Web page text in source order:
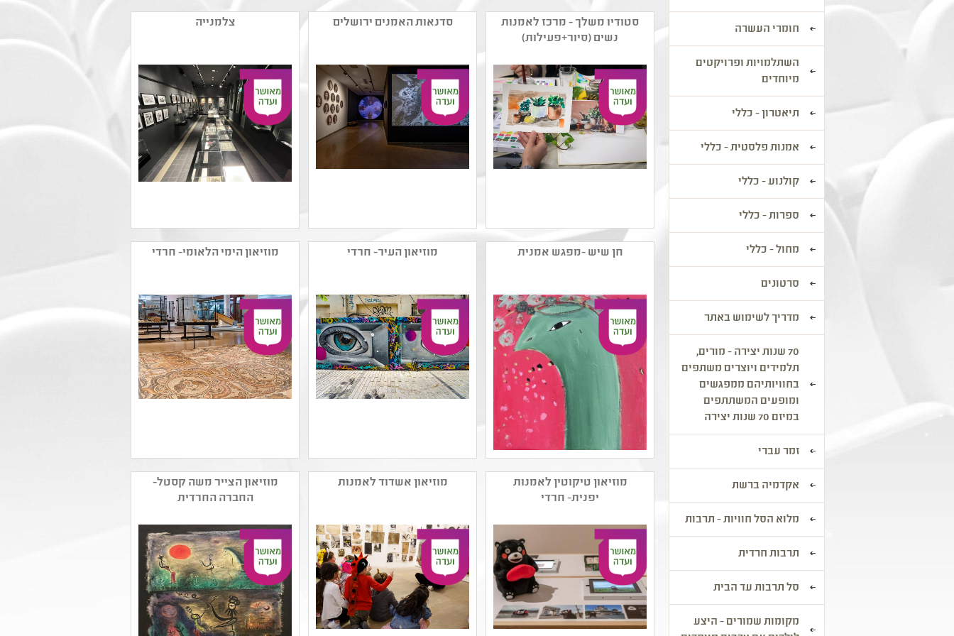
סטודיו משלך - מרכז לאמנות
נשים (סיור+פעילות)
שם המפיק: סטודיו משלך-
מרכז לאמנות נשים
קטגוריה: אמנות מודרנית
קהל יעד:
נושאים: קיימות ,אמנות
ומדע ,תהליכי יצירה
סדנאות האמנים ירושלים
האמנים בירושלים
קטגוריה: צילום ,אמנות
,ציור ,עיצוב
קהל יעד: א - יב
נושאים: יחסים ,תהליכי
יצירה
צלמנייה
קטגוריה: אמנות ישראלית
עכשווית ,צילום
,אמנות ומדע ,חוויות אישיות
חן שיש -מפגש אמנית
קטגוריה: ציור ,אמנות
ישראלית עכשווית
קהל יעד: א - יב
יצירה
מוזיאון העיר- חרדי
קטגוריה: אמנות ישראלית
עכשווית ,אמנות רב תחומית
חרדית - תלמידות ,היצע
תרבות חרדית - תלמידים
,תהליכי יצירה ,שורשים
ותרבויות ישראל
מוזיאון הימי הלאומי- חרדי
קטגוריה: וידיאו ארט
ואמנות דיגיטלית ,אמנות רב
תחומית
נושאים: היצע תרבות חרדית
- תלמידות ,תהליכי יצירה
,קיימות ,חרדי ,אמנות ומדע
,היצע תרבות חרדית -
תלמידים
מוזיאון טיקוטין לאמנות
יפנית- חרדי
מוזיאון אשדוד לאמנות
מוזיאון הצייר משה קסטל-
החברה החרדית
חומרי העשרה
השתלמויות ופרויקטים
מיוחדים
תיאטרון - כללי
אמנות פלסטית - כללי
קולנוע - כללי
ספרות - כללי
מחול - כללי
סרטונים
מדריך לשימוש באתר
70 שנות יצירה - מורים,
תלמידים ויוצרים משתפים
בחוויותיהם ממפגשים
ומופעים המשתתפים
במיזם 70 שנות יצירה
זמר עברי
אקדמיה ברשת
מלוא הסל חוויות - תרבות
תרבות חרדית
סל תרבות עד הבית
מקומות שמורים - היצע